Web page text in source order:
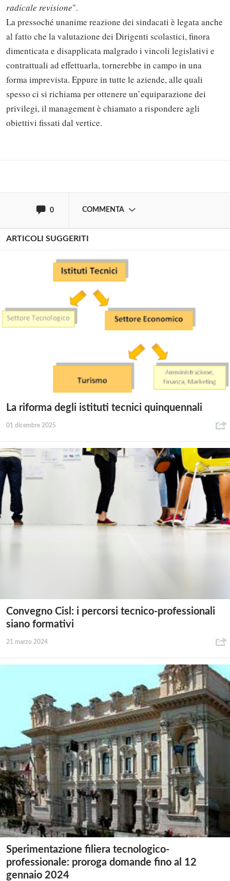
radicale revisione".
La pressoché unanime reazione dei sindacati è legata anche
al fatto che la valutazione dei Dirigenti scolastici, finora
dimenticata e disapplicata malgrado i vincoli legislativi e
contrattuali ad effettuarla, tornerebbe in campo in una
forma imprevista. Eppure in tutte le aziende, alle quali
spesso ci si richiama per ottenere un’equiparazione dei
privilegi, il management è chiamato a rispondere agli
obiettivi fissati dal vertice.
0 COMMENTA
Solo gli utenti registrati possono
commentare!
ARTICOLI SUGGERITI
La riforma degli istituti tecnici quinquennali
01 dicembre 2025
Convegno Cisl: i percorsi tecnico-professionali
siano formativi
21 marzo 2024
Sperimentazione filiera tecnologico-
professionale: proroga domande fino al 12
gennaio 2024